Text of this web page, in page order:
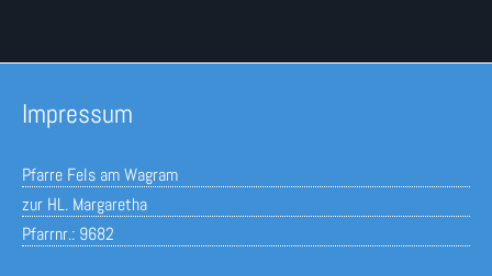
Impressum
Pfarre Fels am Wagram
zur HL. Margaretha
Pfarrnr.: 9682